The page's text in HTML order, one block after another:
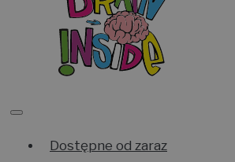
Dostępne od zaraz